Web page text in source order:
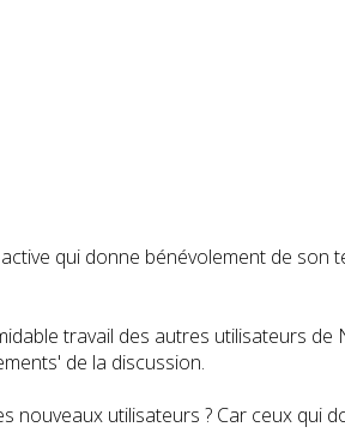
qui donne bénévolement de
travail des autres utilisateurs
de la discussion.
utilisateurs ? Car ceux qui